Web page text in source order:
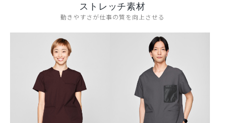
ストレッチ素材
動きやすさが仕事の質を向上させる